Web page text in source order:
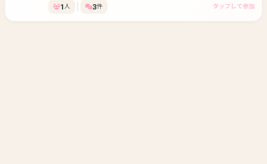
1 人 3件 タップして参加